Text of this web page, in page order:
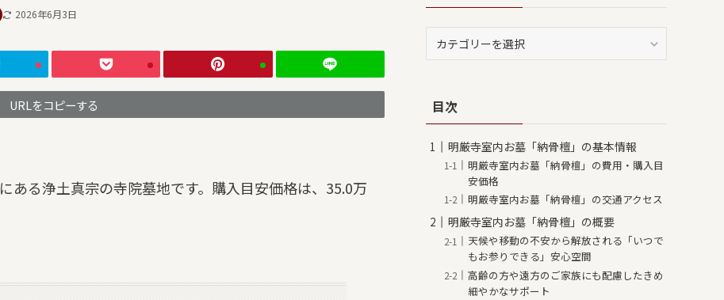
2026年6月3日
URLをコピーする
にある浄土真宗の寺院墓地です。購入目安価格は、35.0万
テ
リ目次
明厳寺室内お墓「納骨檀」の基本情報
明厳寺室内お墓「納骨檀」の費用・購入目
安価格
明厳寺室内お墓「納骨檀」の交通アクセス
明厳寺室内お墓「納骨檀」の概要
天候や移動の不安から解放される「いつで
もお参りできる」安心空間
高齢の方や遠方のご家族にも配慮したきめ
細やかなサポート